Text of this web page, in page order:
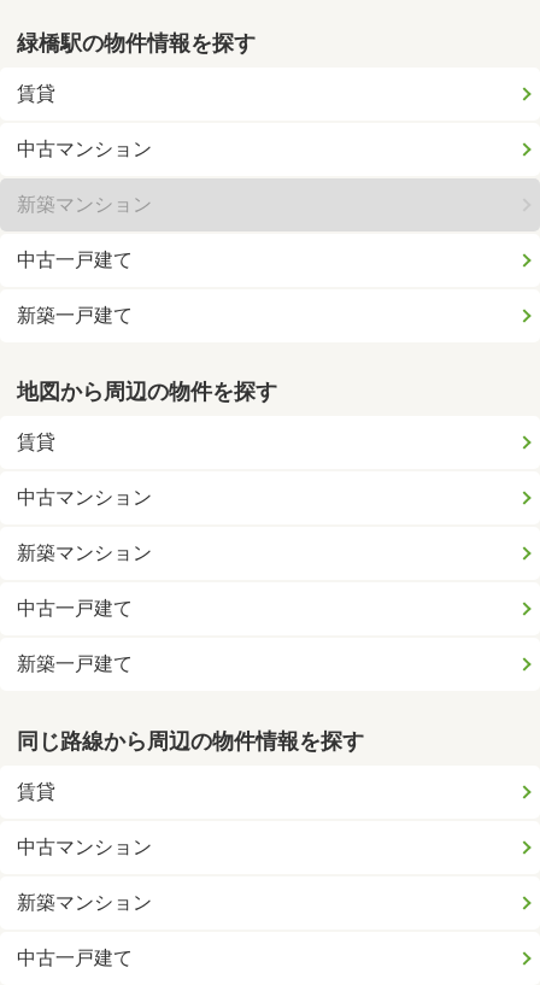
緑橋駅の物件情報を探す
賃貸
中古マンション
新築マンション
中古一戸建て
新築一戸建て
地図から周辺の物件を探す
賃貸
中古マンション
新築マンション
中古一戸建て
新築一戸建て
同じ路線から周辺の物件情報を探す
賃貸
中古マンション
新築マンション
中古一戸建て